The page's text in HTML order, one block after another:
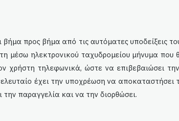
προς βήμα από τις αυτόματες υποδείξεις
μέσω ηλεκτρονικού ταχυδρομείου μήνυμα που
χρήστη τηλεφωνικά, ώστε να επιβεβαιώσει
έχει την υποχρέωση να αποκαταστήσει
παραγγελία και να την διορθώσει.